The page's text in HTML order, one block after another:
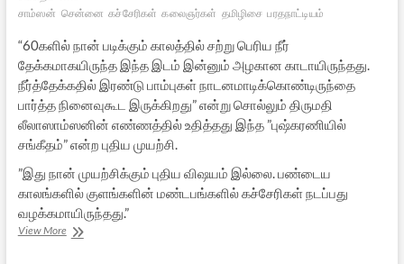
சாம்ஸன் சென்னை கச்சேரிகள் கலைஞர்கள் தமிழிசை பரதநாட்டியம்
“60களில் நான் படிக்கும் காலத்தில் சற்று பெரிய நீர்
தேக்கமாகயிருந்த இந்த இடம் இன்னும் அழகான காடாயிருந்தது.
நீர்த்தேக்கதில் இரண்டு பாம்புகள் நாடனமாடிக்கொண்டிருந்தை
பார்த்த நினைவுகூட இருக்கிறது” என்று சொல்லும் திருமதி
லீலாஸாம்ஸனின் எண்ணத்தில் உதித்தது இந்த ”புஷ்கரணியில்
சங்கீதம்” என்ற புதிய முயற்சி.
”இது நான் முயற்சிக்கும் புதிய விஷயம் இல்லை. பண்டைய
காலங்களில் குளங்களின் மண்டபங்களில் கச்சேரிகள் நடப்பது
வழக்கமாயிருந்தது.”
View Moreதீர்த்த